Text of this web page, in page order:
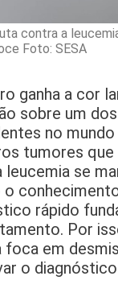
contra a
Foto: SESA
ganha a cor
sobre um
no
tumores
leucemia se
o
rápido
Por
foca em
o